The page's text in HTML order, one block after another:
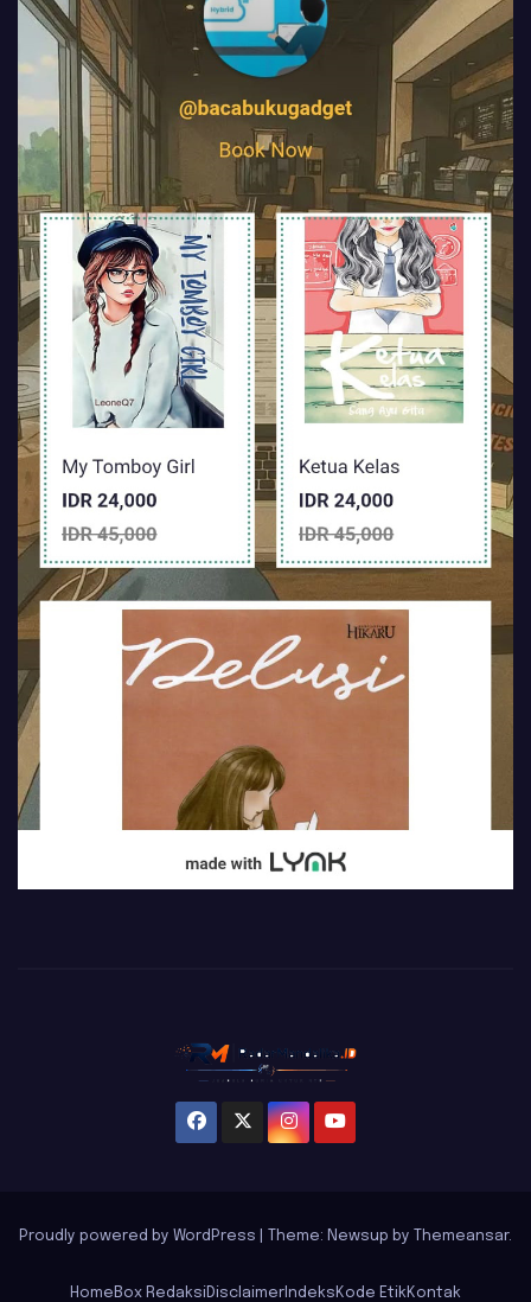
Proudly powered by WordPress Theme: Newsup by Themeansar.
Home Box Redaksi Disclaimer Indeks Kode Etik Kontak